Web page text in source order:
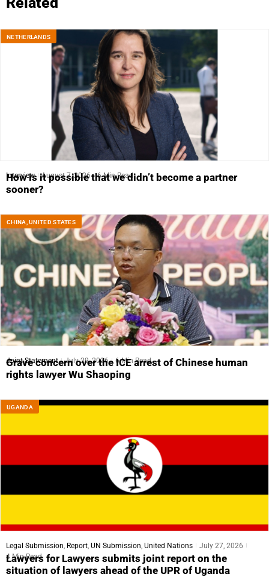
NETHERLANDS
Interview August 7, 2026 6 Min Read
How is it possible that we didn’t become a partner
sooner?
CHINA ,UNITED STATES
Joint Statement July 29, 2026 6 Min Read
Grave concern over the ICE arrest of Chinese human
rights lawyer Wu Shaoping
UGANDA
Legal Submission Report UN Submission United Nations
July 27, 2026
4 Min Read
Lawyers for Lawyers submits joint report on the
situation of lawyers ahead of the UPR of Uganda